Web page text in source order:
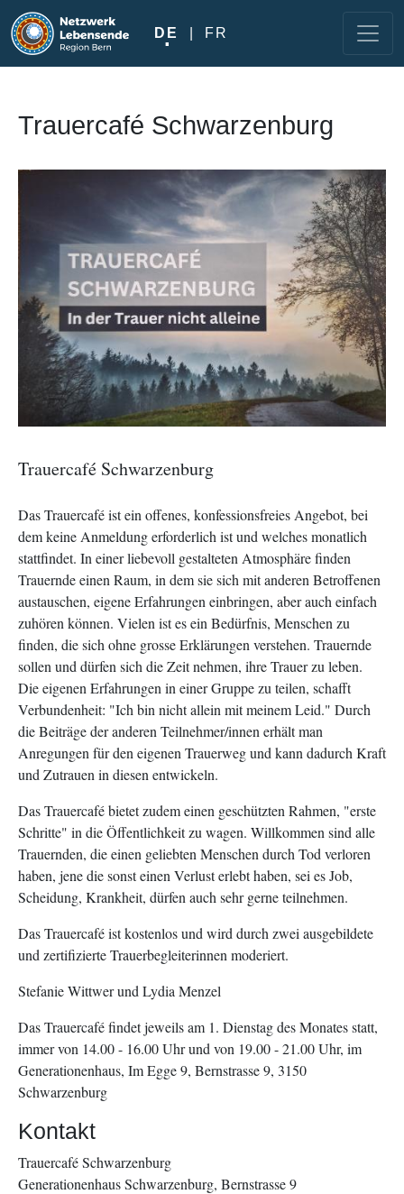
Direkt zum Inhalt
DE FR
Trauercafé Schwarzenburg
Trauercafé Schwarzenburg
Das Trauercafé ist ein offenes, konfessionsfreies Angebot, bei
dem keine Anmeldung erforderlich ist und welches monatlich
stattfindet. In einer liebevoll gestalteten Atmosphäre finden
Trauernde einen Raum, in dem sie sich mit anderen Betroffenen
austauschen, eigene Erfahrungen einbringen, aber auch einfach
zuhören können. Vielen ist es ein Bedürfnis, Menschen zu
finden, die sich ohne grosse Erklärungen verstehen. Trauernde
sollen und dürfen sich die Zeit nehmen, ihre Trauer zu leben.
Die eigenen Erfahrungen in einer Gruppe zu teilen, schafft
Verbundenheit: "Ich bin nicht allein mit meinem Leid." Durch
die Beiträge der anderen Teilnehmer/innen erhält man
Anregungen für den eigenen Trauerweg und kann dadurch Kraft
und Zutrauen in diesen entwickeln.
Das Trauercafé bietet zudem einen geschützten Rahmen, "erste
Schritte" in die Öffentlichkeit zu wagen. Willkommen sind alle
Trauernden, die einen geliebten Menschen durch Tod verloren
haben, jene die sonst einen Verlust erlebt haben, sei es Job,
Scheidung, Krankheit, dürfen auch sehr gerne teilnehmen.
Das Trauercafé ist kostenlos und wird durch zwei ausgebildete
und zertifizierte Trauerbegleiterinnen moderiert.
Stefanie Wittwer und Lydia Menzel
Das Trauercafé findet jeweils am 1. Dienstag des Monates statt,
immer von 14.00 - 16.00 Uhr und von 19.00 - 21.00 Uhr, im
Generationenhaus, Im Egge 9, Bernstrasse 9, 3150
Schwarzenburg
Kontakt
Trauercafé Schwarzenburg
Generationenhaus Schwarzenburg, Bernstrasse 9